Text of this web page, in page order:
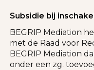
Subsidie bij
BEGRIP Mediation
met de Raad voor
BEGRIP Mediation
onder een zg.